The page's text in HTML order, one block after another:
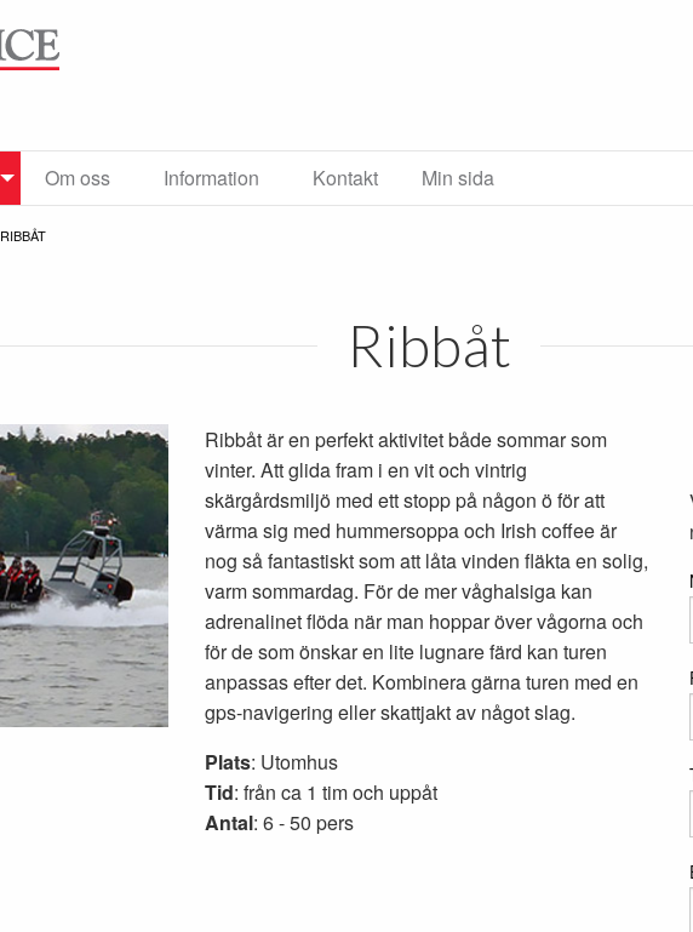
Om oss Information Kontakt Min sida
RIBBÅT
Ribbåt
Ribbåt är en perfekt aktivitet både sommar som
vinter. Att glida fram i en vit och vintrig
skärgårdsmiljö med ett stopp på någon ö för att
värma sig med hummersoppa och Irish coffee är
nog så fantastiskt som att låta vinden fläkta en solig,
varm sommardag. För de mer våghalsiga kan
adrenalinet flöda när man hoppar över vågorna och
för de som önskar en lite lugnare färd kan turen
anpassas efter det. Kombinera gärna turen med en
gps-navigering eller skattjakt av något slag.
Plats: Utomhus
Tid: från ca 1 tim och uppåt
Antal: 6 - 50 pers